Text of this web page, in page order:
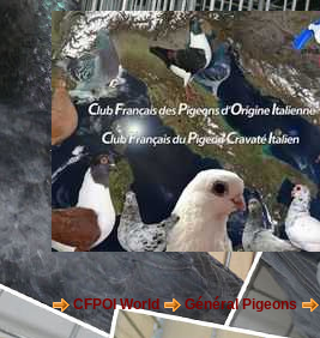
CFPOI World Général Pigeons